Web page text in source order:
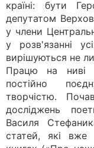
країні: бути
депутатом
у члени
у розв'язанні
вирішуються не
Працю на ниві
постійно
творчістю.
досліджень
Василя
статей, які вже